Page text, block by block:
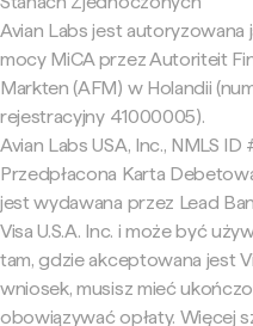
Avian Labs jest autoryzowana
mocy MiCA przez Autoriteit
Markten (AFM) w Holandii
rejestracyjny 41000005).
Avian Labs USA, Inc., NMLS
Przedpłacona Karta
jest wydawana przez Lead
Visa U.S.A. Inc. i może być
tam, gdzie akceptowana jest
wniosek, musisz mieć
obowiązywać opłaty. Więcej